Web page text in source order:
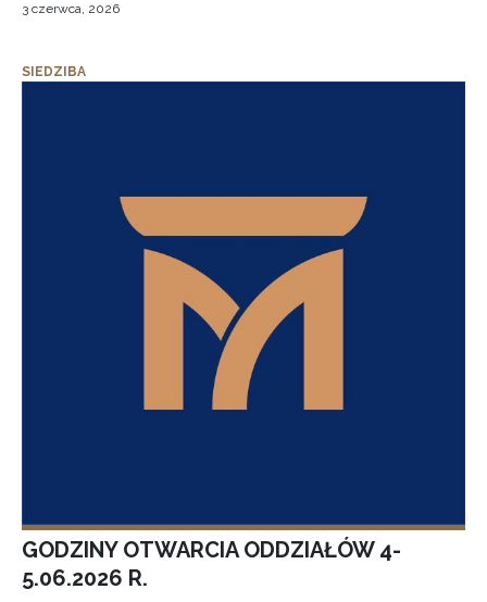
3 czerwca, 2026
SIEDZIBA
GODZINY OTWARCIA ODDZIAŁÓW 4-
5.06.2026 R.